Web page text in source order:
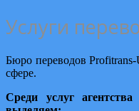
Услуги
Бюро переводов
сфере.
Среди услуг